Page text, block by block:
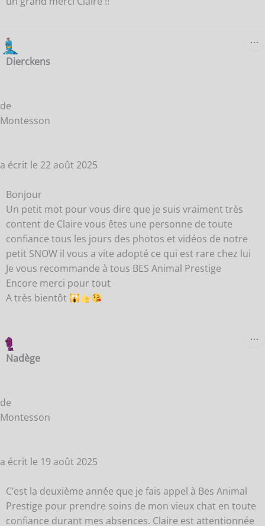
Dierckens
de
Montesson
a écrit le 22 août 2025
Bonjour
Un petit mot pour vous dire que je suis vraiment très
content de Claire vous êtes une personne de toute
confiance tous les jours des photos et vidéos de notre
petit SNOW il vous a vite adopté ce qui est rare chez lui
Je vous recommande à tous BES Animal Prestige
Encore merci pour tout
A très bientôt
…
Nadège
de
Montesson
a écrit le 19 août 2025
C’est la deuxième année que je fais appel à Bes Animal
Prestige pour prendre soins de mon vieux chat en toute
confiance durant mes absences. Claire est attentionnée
…